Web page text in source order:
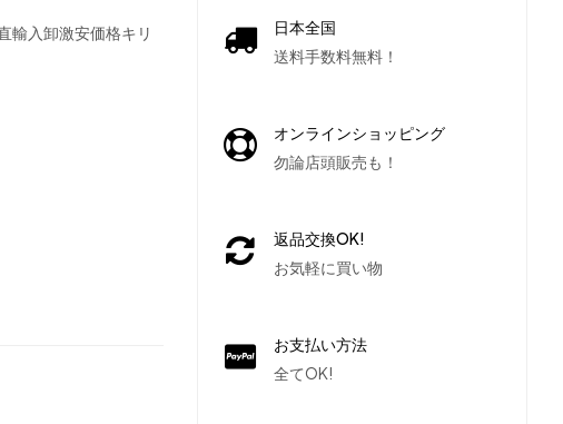
輸入卸激安価格キリ
日本全国
送料手数料無料！
オンラインショッピング
勿論店頭販売も！
返品交換OK!
お気軽に買い物
お支払い方法
全てOK!